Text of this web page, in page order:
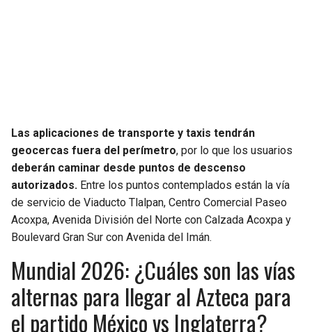
Las aplicaciones de transporte y taxis tendrán
geocercas fuera del perímetro, por lo que los usuarios
deberán caminar desde puntos de descenso
autorizados. Entre los puntos contemplados están la vía
de servicio de Viaducto Tlalpan, Centro Comercial Paseo
Acoxpa, Avenida División del Norte con Calzada Acoxpa y
Boulevard Gran Sur con Avenida del Imán.
Mundial 2026: ¿Cuáles son las vías
alternas para llegar al Azteca para
el partido México vs Inglaterra?